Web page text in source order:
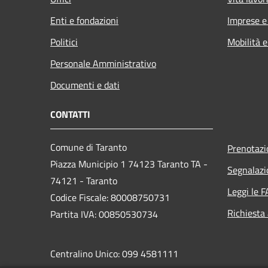
Enti e fondazioni
Politici
Personale Amministrativo
Documenti e dati
Imprese
Mobilità
CONTATTI
Comune di Taranto
Piazza Municipio 1 74123 Taranto TA -
74121 - Taranto
Codice Fiscale: 80008750731
Partita IVA: 00850530734
Centralino Unico: 099 4581111
Leggi le